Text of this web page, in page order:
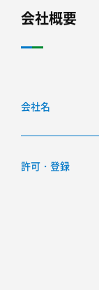
会社概要
会社名
許可・登録